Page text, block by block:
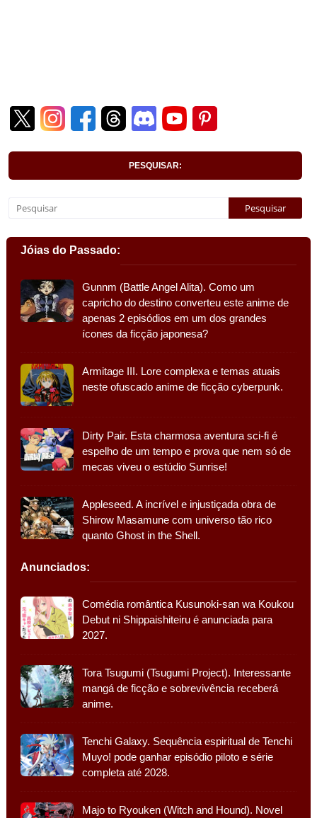
PESQUISAR:
Jóias do Passado:
Gunnm (Battle Angel Alita). Como um
capricho do destino converteu este anime de
apenas 2 episódios em um dos grandes
ícones da ficção japonesa?
Armitage III. Lore complexa e temas atuais
neste ofuscado anime de ficção cyberpunk.
Dirty Pair. Esta charmosa aventura sci-fi é
espelho de um tempo e prova que nem só de
mecas viveu o estúdio Sunrise!
Appleseed. A incrível e injustiçada obra de
Shirow Masamune com universo tão rico
quanto Ghost in the Shell.
Anunciados:
Comédia romântica Kusunoki-san wa Koukou
Debut ni Shippaishiteiru é anunciada para
2027.
Tora Tsugumi (Tsugumi Project). Interessante
mangá de ficção e sobrevivência receberá
anime.
Tenchi Galaxy. Sequência espiritual de Tenchi
Muyo! pode ganhar episódio piloto e série
completa até 2028.
Majo to Ryouken (Witch and Hound). Novel